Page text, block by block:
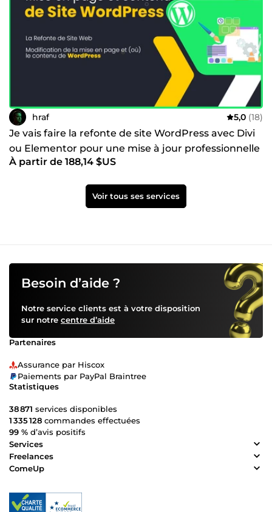
hraf 5,0 (18)
Je vais faire la refonte de site WordPress avec Divi
ou Elementor pour une mise à jour professionnelle
À partir de 188,14 $US
Voir tous ses services
Besoin d’aide ?
Notre service clients est à votre disposition
sur notre centre d’aide
Partenaires
Assurance par Hiscox
Paiements par PayPal Braintree
Statistiques
38 871 services disponibles
1 335 128 commandes effectuées
99 % d’avis positifs
Services
Freelances
ComeUp